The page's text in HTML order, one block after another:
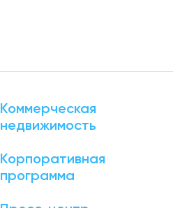
Коммерческая
недвижимость
Корпоративная
программа